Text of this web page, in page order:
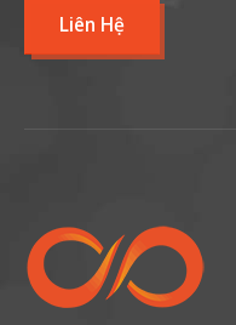
Liên Hệ